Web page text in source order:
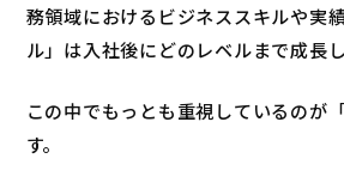
務領域におけるビジネススキルや実
ル」は入社後にどのレベルまで成長
この中でもっとも重視しているのが
す。